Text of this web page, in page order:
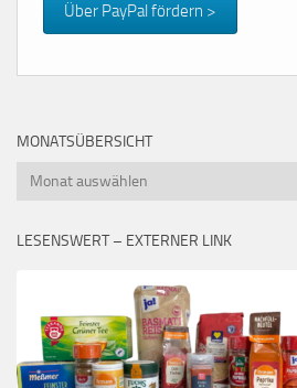
Über PayPal fördern >
MONATSÜBERSICHT
Monatsübersicht
LESENSWERT – EXTERNER LINK